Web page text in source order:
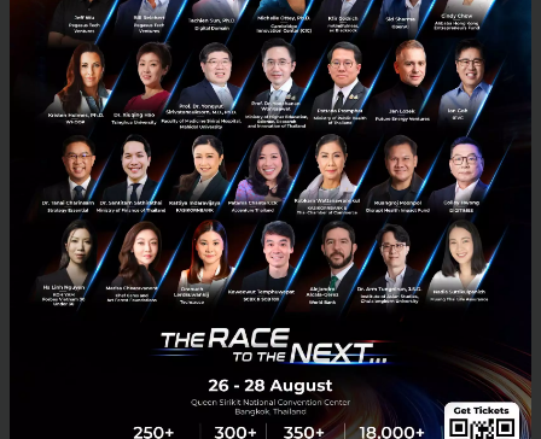
YouTube เปิดตัวฟีเจอร์ “Peak Points” แสดงโฆษณาหลัง
YouTube เปิดตัวโฆษณารูปแบบใหม่ “Peak Points” ใช้ AI วิเคราะห์วิดีโอ